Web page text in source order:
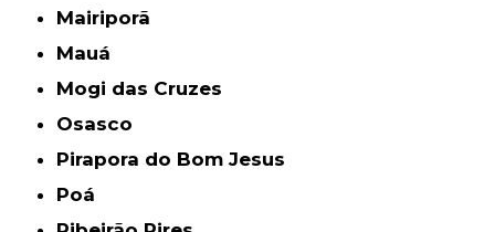
Mairiporã
Mauá
Mogi das Cruzes
Osasco
Pirapora do Bom Jesus
Poá